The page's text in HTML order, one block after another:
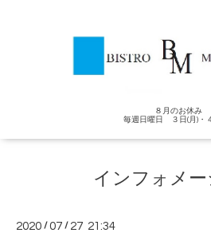
８月のお休み
毎週日曜日 ３日(月)・
インフォメー
2020 /07 / 27 21:34